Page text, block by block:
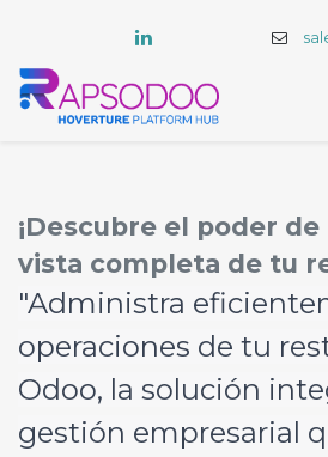
¡Descubre el poder
vista completa de tu
"Administra
operaciones de tu
Odoo, la solución
gestión empresarial